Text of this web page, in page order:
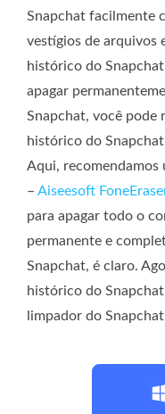
Snapchat facilmente
vestígios de arquivos
histórico do
apagar
Snapchat, você pode
histórico do
Aqui, recomendamos
– Aiseesoft
para apagar todo o
permanente e
Snapchat, é claro.
histórico do
limpador do